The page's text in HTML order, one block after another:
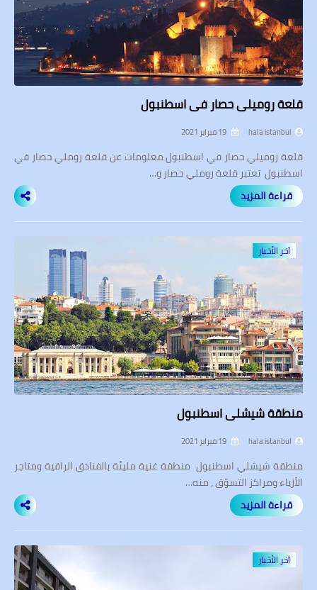
قلعة روميلي حصار في اسطنبول
hala istanbul
قلعة روميلي حصار في اسطنبول معلومات عن قلعة روملي حصار في
اسطنبول تعتبر قلعة روملي حصار و…
قراءة المزيد
آخر الأخبار
منطقة شيشلي اسطنبول
hala istanbul
منطقة شيشلي اسطنبول منطقة غنية مليئة بالفنادق الراقية ومتاجر
الأزياء ومراكز التسوّق ، منه…
قراءة المزيد
آخر الأخبار